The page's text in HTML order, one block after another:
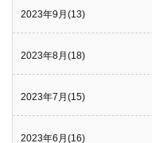
2023年9月(13)
2023年8月(18)
2023年7月(15)
2023年6月(16)